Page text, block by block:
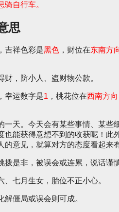
骑自行车。
思
吉祥色彩是黑色 ，财位在东南方
，防小人、盗财物公款。
幸运数字是1 ，桃花位在西南方向
一天。今天会有某些事情、某
也能获得意想不到的收获呢！此
意见，就算对方的态度看起来
是非，被误会或连累，说话谨慎
七月生女，胎位不正小心。
僵局或误会则可成。